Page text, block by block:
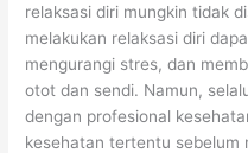
relaksasi diri mungkin tidak
melakukan relaksasi diri
mengurangi stres, dan
otot dan sendi. Namun,
dengan profesional
kesehatan tertentu sebelum